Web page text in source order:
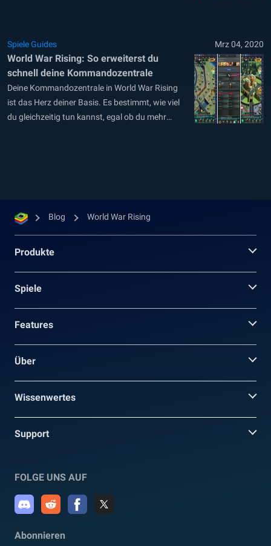
möchten wir unsere...
Spiele Guides Mrz 04, 2020
World War Rising: So erweiterst du
schnell deine Kommandozentrale
Deine Kommandozentrale in World War Rising
ist das Herz deiner Basis. Es bestimmt, wie viel
du gleichzeitig tun kannst, egal ob du mehr
Blog World War Rising
Produkte
Spiele
Features
Über
Wissenwertes
Support
FOLGE UNS AUF
Abonnieren